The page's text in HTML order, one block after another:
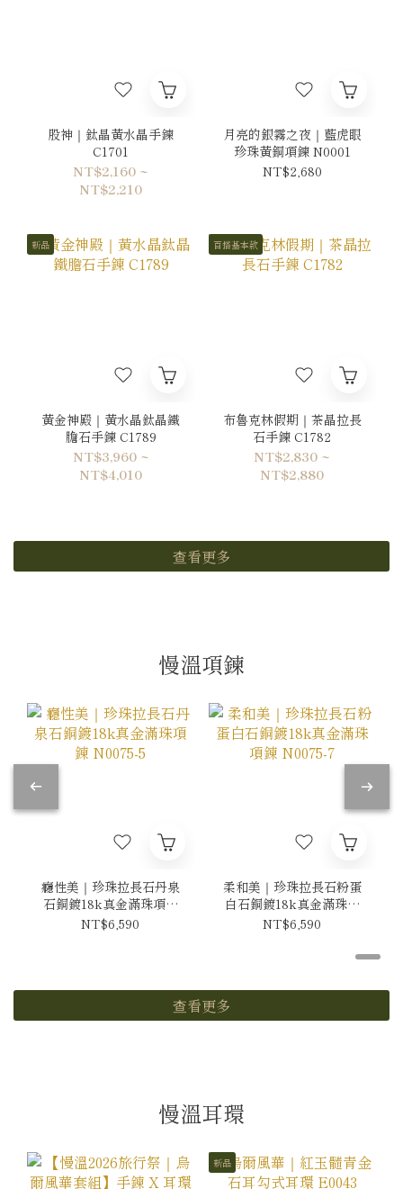
股神｜鈦晶黃水晶手鍊
C1701
NT$2,160 ~
NT$2,210
月亮的銀霧之夜｜藍虎眼
珍珠黃銅項鍊 N0001
NT$2,680
新品
黃金神殿｜黃水晶鈦晶鐵
膽石手鍊 C1789
NT$3,960 ~
NT$4,010
百搭基本款
布魯克林假期｜茶晶拉長
石手鍊 C1782
NT$2,830 ~
NT$2,880
查看更多
慢溫項鍊
癮性美｜珍珠拉長石丹泉
石銅鍍18k真金滿珠項鍊
N0075-5
NT$6,590
柔和美｜珍珠拉長石粉蛋
白石銅鍍18k真金滿珠項
鍊 N0075-7
NT$6,590
查看更多
慢溫耳環
新品